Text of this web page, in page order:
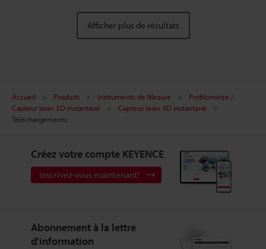
Afficher plus de résultats
Accueil Produits Instruments de Mesure
Profilomètre /
Capteur laser 3D instantané
Capteur laser 3D instantané
Téléchargements
Créez votre compte KEYENCE
Inscrivez-vous maintenant!
Abonnement à la lettre
d'information